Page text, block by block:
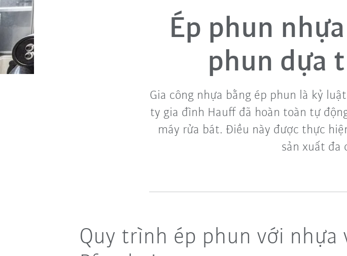
Ép phun
phun dựa
Gia công nhựa bằng ép phun là kỷ
ty gia đình Hauff đã hoàn toàn tự
máy rửa bát. Điều này được thực
sản xuất đa
Quy trình ép phun với